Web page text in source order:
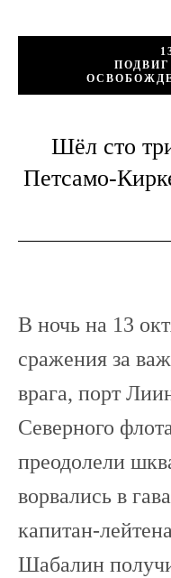
Шёл сто
Петсамо-
В ночь на 13
сражения за
врага, порт
Северного
преодолели
ворвались в
капитан-
Шабалин